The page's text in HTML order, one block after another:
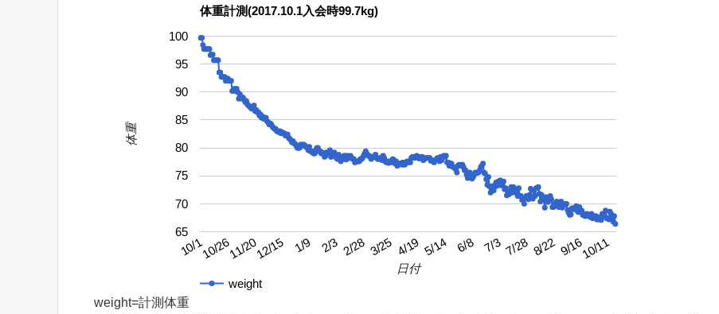
体重計測(2017.10.1入会時99.7kg)
weight
10/110/2611/2012/15 1/9 2/3 2/28 3/25 4/19 5/14 6/8 7/3 7/28 8/22 9/1610/11
65
70
75
80
85
90
95
100
日付
体重
weight=計測体重